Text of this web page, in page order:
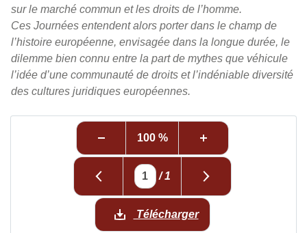
sur le marché commun et les droits de l’homme.
Ces Journées entendent alors porter dans le champ de
l’histoire européenne, envisagée dans la longue durée, le
dilemme bien connu entre la part de mythes que véhicule
l’idée d’une communauté de droits et l’indéniable diversité
des cultures juridiques européennes.
100 %
/1
Télécharger